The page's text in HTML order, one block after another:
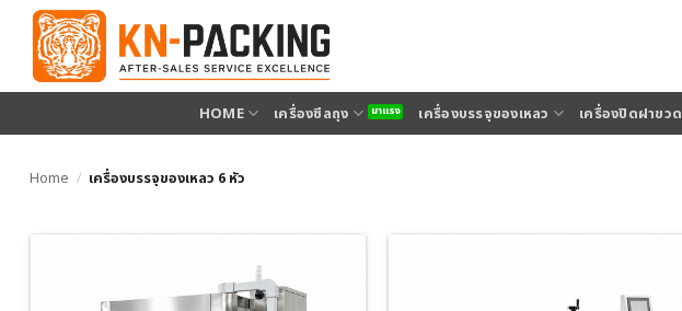
เนื้อหา
HOME เครื่องซีลถุง เครื่องบรรจุของเหลว เครื่องปิดฝาขวด
Home / เครื่องบรรจุของเหลว 6 หัว